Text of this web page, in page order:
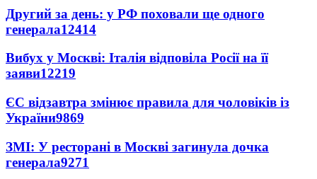
Другий за день: у РФ поховали ще одного
генерала12414
Вибух у Москві: Італія відповіла Росії на її
заяви12219
ЄС відзавтра змінює правила для чоловіків із
України9869
ЗМІ: У ресторані в Москві загинула дочка
генерала9271